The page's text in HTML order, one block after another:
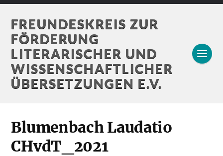
FREUNDESKREIS ZUR
FÖRDERUNG
LITERARISCHER UND
WISSENSCHAFTLICHER
ÜBERSETZUNGEN E.V.
Blumenbach Laudatio
CHvdT_2021